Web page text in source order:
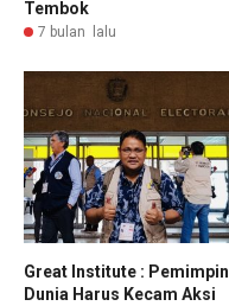
Tembok
7 bulan lalu
Great Institute : Pemimpin
Dunia Harus Kecam Aksi